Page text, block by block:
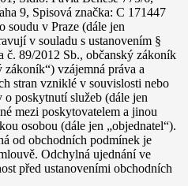
9, Spisová značka: C 171447
soudu v Praze (dále jen
v souladu s ustanovením §
č. 89/2012 Sb., občanský zákoník
zákoník“) vzájemná práva a
stran vzniklé v souvislosti nebo
o poskytnutí služeb (dále jen
mezi poskytovatelem a jinou
osobou (dále jen „objednatel“).
od obchodních podmínek je
Odchylná ujednání ve
před ustanoveními obchodních